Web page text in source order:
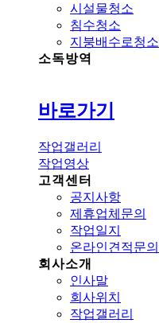
시설물청소
침수청소
지붕배수로청소
소독방역
바로가기
작업갤러리
작업영상
고객센터
공지사항
제휴업체문의
작업일지
온라인견적문의
회사소개
인사말
회사위치
작업갤러리